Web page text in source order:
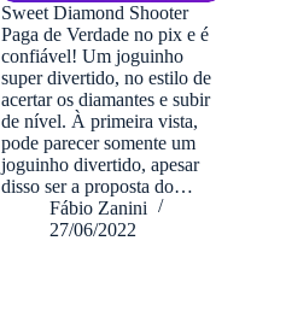
Sweet Diamond Shooter
Paga de Verdade no pix e é
confiável! Um joguinho
super divertido, no estilo de
acertar os diamantes e subir
de nível. À primeira vista,
pode parecer somente um
joguinho divertido, apesar
disso ser a proposta do…
Fábio Zanini
27/06/2022